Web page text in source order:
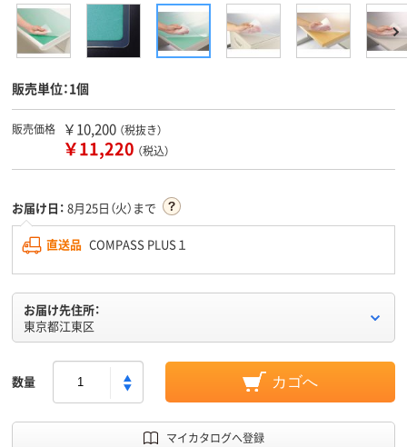
販売単位：1個
販売価格 ￥10,200 （税抜き）
￥11,220 （税込）
お届け日： 8月25日（火）まで
直送品 COMPASS PLUS１
お届け先住所：
東京都江東区
数量 カゴへ
マイカタログへ登録